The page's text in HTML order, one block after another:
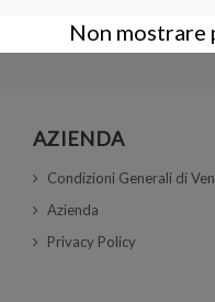
AZIENDA
Condizioni Generali di
Azienda
Privacy Policy
Non mostrare